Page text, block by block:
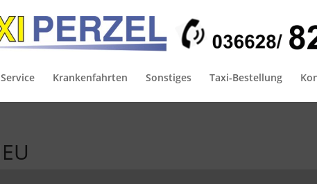
Service Krankenfahrten Sonstiges Taxi-Bestellung